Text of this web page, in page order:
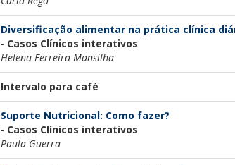
Diversificação alimentar na prática clínica
- Casos Clínicos interativos
Helena Ferreira Mansilha
Intervalo para café
Suporte Nutricional: Como fazer?
- Casos Clínicos interativos
Paula Guerra